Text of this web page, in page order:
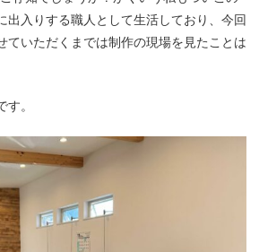
出入りする職人として生活しており、今回
ていただくまでは制作の現場を見たことは
。